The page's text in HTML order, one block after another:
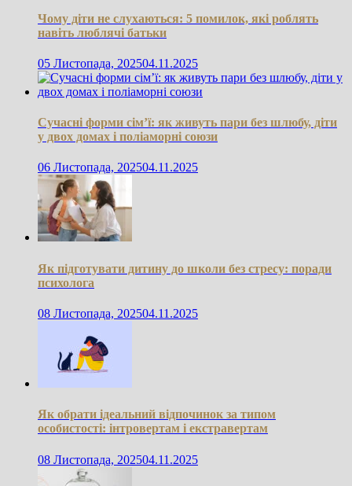
Чому діти не слухаються: 5 помилок, які роблять
навіть люблячі батьки
05 Листопада, 202504.11.2025
Сучасні форми сім’ї: як живуть пари без шлюбу, діти
у двох домах і поліаморні союзи
06 Листопада, 202504.11.2025
Як підготувати дитину до школи без стресу: поради
психолога
08 Листопада, 202504.11.2025
Як обрати ідеальний відпочинок за типом
особистості: інтровертам і екстравертам
08 Листопада, 202504.11.2025